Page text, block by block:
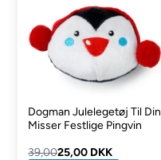
Dogman Julelegetøj Til Din
Misser Festlige Pingvin
39,0025,00 DKK